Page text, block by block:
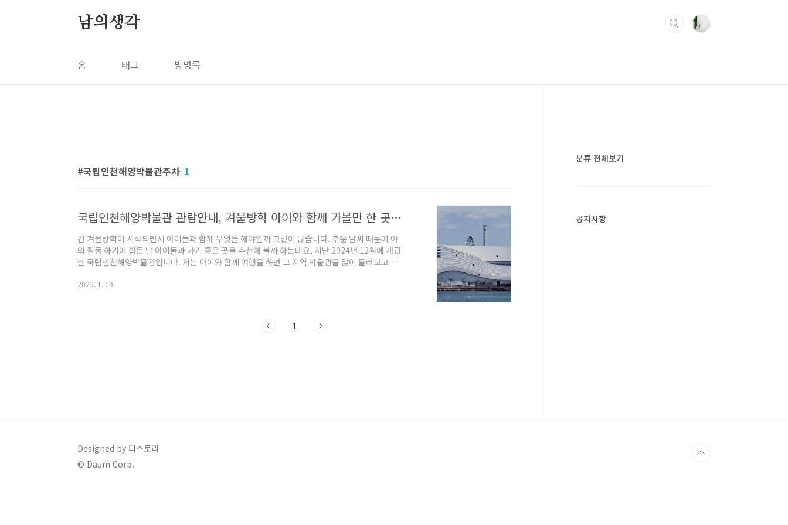
남의생각
홈 태그 방명록
국립인천해양박물관주차 1
국립인천해양박물관 관람안내, 겨울방학 아이와 함께 가볼만 한 곳 추천
긴 겨울방학이 시작되면서 아이들과 함께 무엇을 해야할까 고민이 많습니다. 추운 날씨 때문에 야
외 활동 하기에 힘든 날 아이들과 가기 좋은 곳을 추천해 볼까 하는데요, 지난 2024년 12월에 개관
한 국립인천해양박물관입니다. 저는 아이와 함께 여행을 하면 그 지역 박물관을 많이 둘러보고는
습니다. 오늘은 국립인천해양박물관 관람 방법과 어린이 박물관 관람 예약 방법까지 여러 팁들
2025. 1. 19.
1
분류 전체보기
공지사항
Designed by 티스토리
© Daum Corp.